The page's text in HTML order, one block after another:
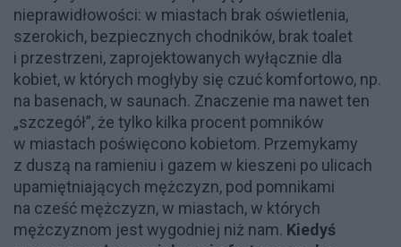
nieprawidłowości: w miastach brak oświetlenia,
szerokich, bezpiecznych chodników, brak toalet
i przestrzeni, zaprojektowanych wyłącznie dla
kobiet, w których mogłyby się czuć komfortowo, np.
na basenach, w saunach. Znaczenie ma nawet ten
„szczegół”, że tylko kilka procent pomników
w miastach poświęcono kobietom. Przemykamy
z duszą na ramieniu i gazem w kieszeni po ulicach
upamiętniających mężczyzn, pod pomnikami
na cześć mężczyzn, w miastach, w których
mężczyznom jest wygodniej niż nam. Kiedyś